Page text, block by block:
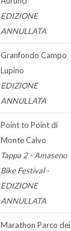
EDIZIONE
ANNULLATA
Granfondo Campo
Lupino
EDIZIONE
ANNULLATA
Point to Point di
Monte Calvo
Tappa 2 - Amaseno
Bike Festival -
EDIZIONE
ANNULLATA
Marathon Parco dei